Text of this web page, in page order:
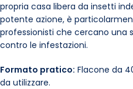
propria casa libera da insetti
potente azione, è
professionisti che cercano una
contro le infestazioni.
Formato pratico: Flacone da
da utilizzare.